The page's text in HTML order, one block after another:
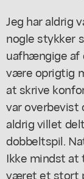
Jeg har aldrig
nogle stykker
uafhængige af
være oprigtig
at skrive
var overbevist
aldrig villet
dobbeltspil.
Ikke mindst
været et stort